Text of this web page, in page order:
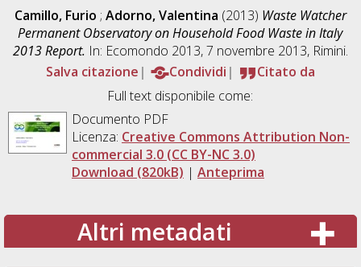
Camillo, Furio ; Adorno, Valentina (2013) Waste Watcher
Permanent Observatory on Household Food Waste in Italy
2013 Report. In: Ecomondo 2013, 7 novembre 2013, Rimini.
Salva citazione
Condividi
Citato da
Full text disponibile come:
Documento PDF
Licenza: Creative Commons Attribution Non-
commercial 3.0 (CC BY-NC 3.0)
Download (820kB) | Anteprima
Altri metadati